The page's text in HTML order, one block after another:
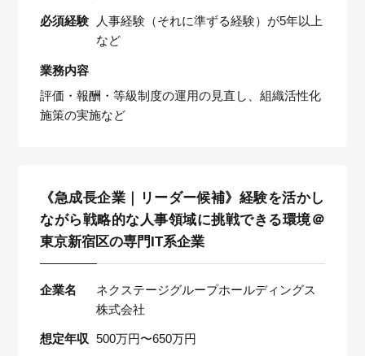
必須経験
人事経験（それに準ずる経験）が5年以上
など
業務内容
評価・報酬・等級制度の運用の見直し、組織活性化
施策の実施など
《急成長企業｜リーダー候補》経験を活かし
ながら戦略的な人事領域に挑戦できる環境＠
東京新宿区の専門IT系企業
企業名
ネクステージグループホールディングス
株式会社
想定年収 500万円〜650万円